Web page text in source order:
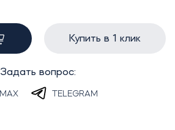
Купить в 1 клик
Задать вопрос:
MAX TELEGRAM